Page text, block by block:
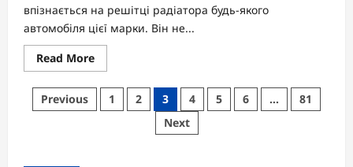
впізнається на решітці радіатора будь-якого
автомобіля цієї марки. Він не...
Read MoreRead
more
Знак
Ауді:
історія
Пагінація
Previous 1 2 3 4 5 6 …
81
Next